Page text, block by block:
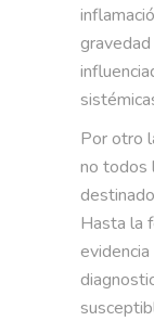
Por otro
no todos
Hasta la